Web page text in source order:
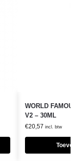
WORLD
V2 – 30ML
€20,57 incl. btw